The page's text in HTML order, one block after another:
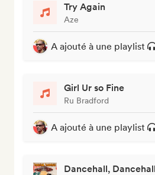
Try Again
Aze
A ajouté à une playlist
Girl Ur so Fine
Ru Bradford
A ajouté à une playlist
Dancehall,